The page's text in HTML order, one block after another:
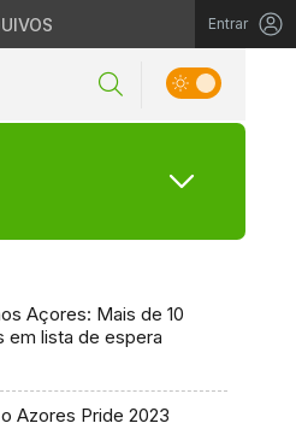
Entrar
Açores: Mais de 10
em lista de espera
Azores Pride 2023